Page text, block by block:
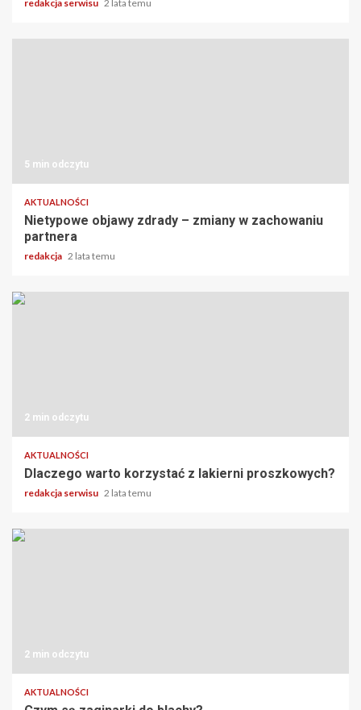
redakcja serwisu 2 lata temu
5 min odczytu
AKTUALNOŚCI
Nietypowe objawy zdrady – zmiany w zachowaniu
partnera
redakcja 2 lata temu
2 min odczytu
AKTUALNOŚCI
Dlaczego warto korzystać z lakierni proszkowych?
redakcja serwisu 2 lata temu
2 min odczytu
AKTUALNOŚCI